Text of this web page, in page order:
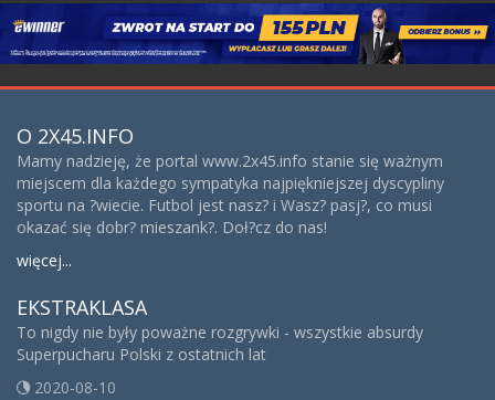
O 2X45.INFO
Mamy nadzieję, że portal www.2x45.info stanie się ważnym
miejscem dla każdego sympatyka najpiękniejszej dyscypliny
sportu na ?wiecie. Futbol jest nasz? i Wasz? pasj?, co musi
okazać się dobr? mieszank?. Doł?cz do nas!
więcej...
EKSTRAKLASA
To nigdy nie były poważne rozgrywki - wszystkie absurdy
Superpucharu Polski z ostatnich lat
2020-08-10